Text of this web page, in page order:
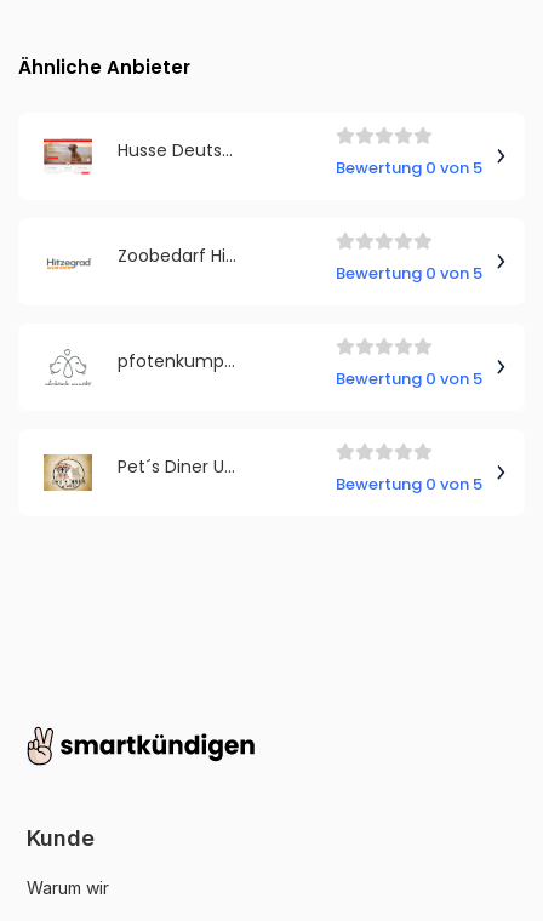
Ähnliche Anbieter
Husse Deutschland
Bewertung 0 von 5
Zoobedarf Hitzegrad
Bewertung 0 von 5
pfotenkumpels GmbH
Bewertung 0 von 5
Pet´s Diner UG (haftungsbeschränkt)
Bewertung 0 von 5
Kunde
Warum wir